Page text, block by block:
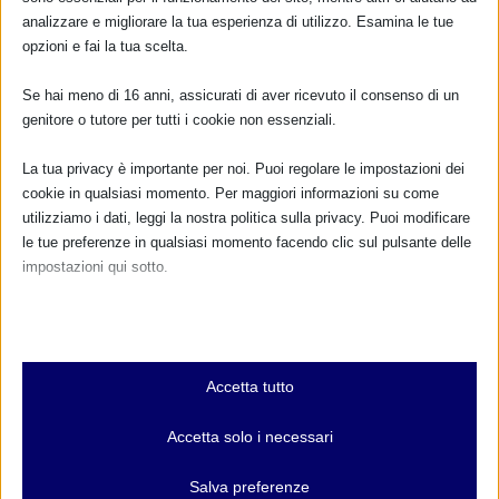
Non ci sono eventi
FARMACI IN ALLATTAMENTO E
GRAVIDANZA
NUMERO VERDE GRATUITO
analizzare e migliorare la tua esperienza di utilizzo. Esamina le tue
opzioni e fai la tua scelta.
Se hai meno di 16 anni, assicurati di aver ricevuto il consenso di un
genitore o tutore per tutti i cookie non essenziali.
La tua privacy è importante per noi. Puoi regolare le impostazioni dei
cookie in qualsiasi momento. Per maggiori informazioni su come
utilizziamo i dati, leggi la nostra politica sulla privacy. Puoi modificare
le tue preferenze in qualsiasi momento facendo clic sul pulsante delle
impostazioni qui sotto.
Essenziali
I cookie e i servizi essenziali abilitano le funzioni di base e sono
e servizi non richiedono il consenso dell'utente secondo il GDPR.
Accetta tutto
Accetta solo i necessari
Salva preferenze